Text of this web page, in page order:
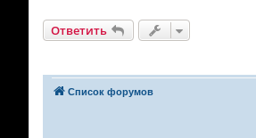
Ответить
Список форумов